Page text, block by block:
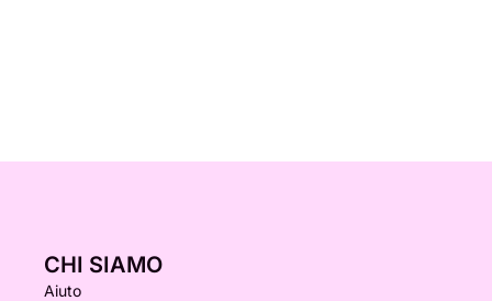
CHI SIAMO
Aiuto